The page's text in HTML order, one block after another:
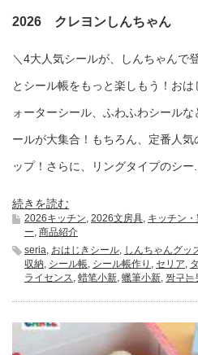
2026 クレヨンしんちゃん
＼4大人気シールが、しんちゃんで
とシール帳をもっと楽しもう！お
ォーターシール、ふわふわシール
ールが大集合！もちろん、定番人
ップ！さらに、リングタイプのシー
続きを読む
2026キッチン, 2026文房具, キッチン
ー, 商品紹介
seria, おはじきシール, しんちゃんグッ
収納, シール帳, シール帳作り , セリア,
ライセンス, 蜡笔小新, 蠟筆小新, 짱구는